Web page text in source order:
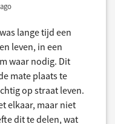
lange tijd een
leven, in een
waar nodig. Dit
mate plaats te
op straat leven.
elkaar, maar niet
dit te delen, wat